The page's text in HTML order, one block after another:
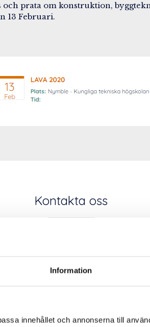
Information
innehållet och annonserna till
och prata om konstruktion,
13 Februari.
Kontakta oss